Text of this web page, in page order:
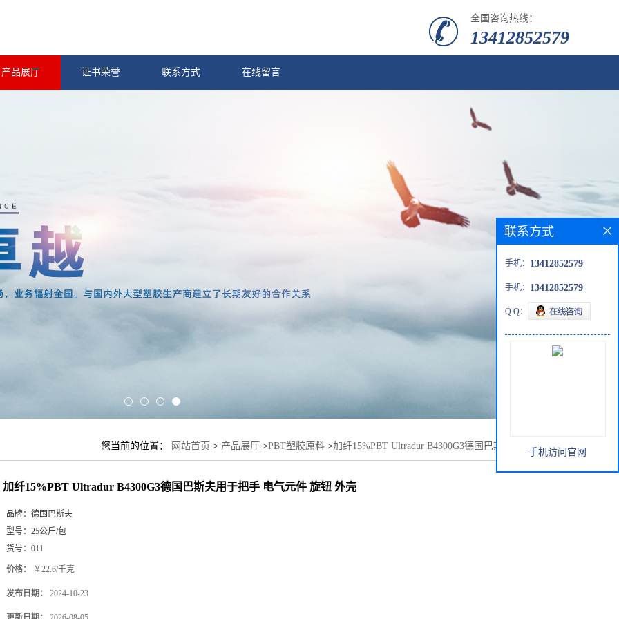
全国咨询热线：
13412852579
产品展厅 证书荣誉 联系方式 在线留言
您当前的位置： 网站首页 > 产品展厅 >PBT塑胶原料 >加纤15%PBT Ultradur B4300G3德国巴斯夫用于把手 电
加纤15%PBT Ultradur B4300G3德国巴斯夫用于把手 电气元件 旋钮 外壳
品牌： 德国巴斯夫
型号： 25公斤/包
货号： 011
价格： ￥22.6/千克
发布日期： 2024-10-23
联系方式
手机： 13412852579
手机： 13412852579
Q Q：
手机访问官网